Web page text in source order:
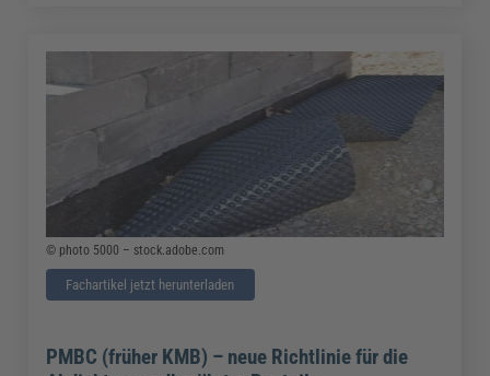
© photo 5000 – stock.adobe.com
Fachartikel jetzt herunterladen
PMBC (früher KMB) – neue Richtlinie für die